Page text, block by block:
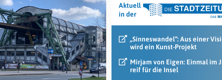
Aktuell
in der
„Sinneswandel“: Aus einer
wird ein Kunst-Projekt
Mirjam von Eigen: Einmal im
reif für die Insel